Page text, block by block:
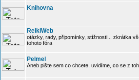
Knihovna
ReikiWeb
otázky, rady, připomínky, stížnosti... zkrátka
tohoto fóra
Pelmel
Aneb pište sem co chcete, uvidíme, co se z